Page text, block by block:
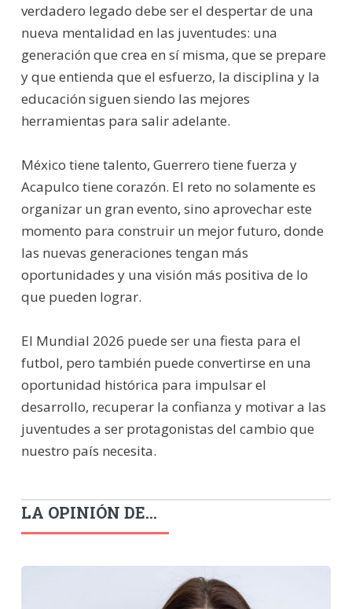
verdadero legado debe ser el despertar de una
nueva mentalidad en las juventudes: una
generación que crea en sí misma, que se prepare
y que entienda que el esfuerzo, la disciplina y la
educación siguen siendo las mejores
herramientas para salir adelante.
México tiene talento, Guerrero tiene fuerza y
Acapulco tiene corazón. El reto no solamente es
organizar un gran evento, sino aprovechar este
momento para construir un mejor futuro, donde
las nuevas generaciones tengan más
oportunidades y una visión más positiva de lo
que pueden lograr.
El Mundial 2026 puede ser una fiesta para el
futbol, pero también puede convertirse en una
oportunidad histórica para impulsar el
desarrollo, recuperar la confianza y motivar a las
juventudes a ser protagonistas del cambio que
nuestro país necesita.
LA OPINIÓN DE...